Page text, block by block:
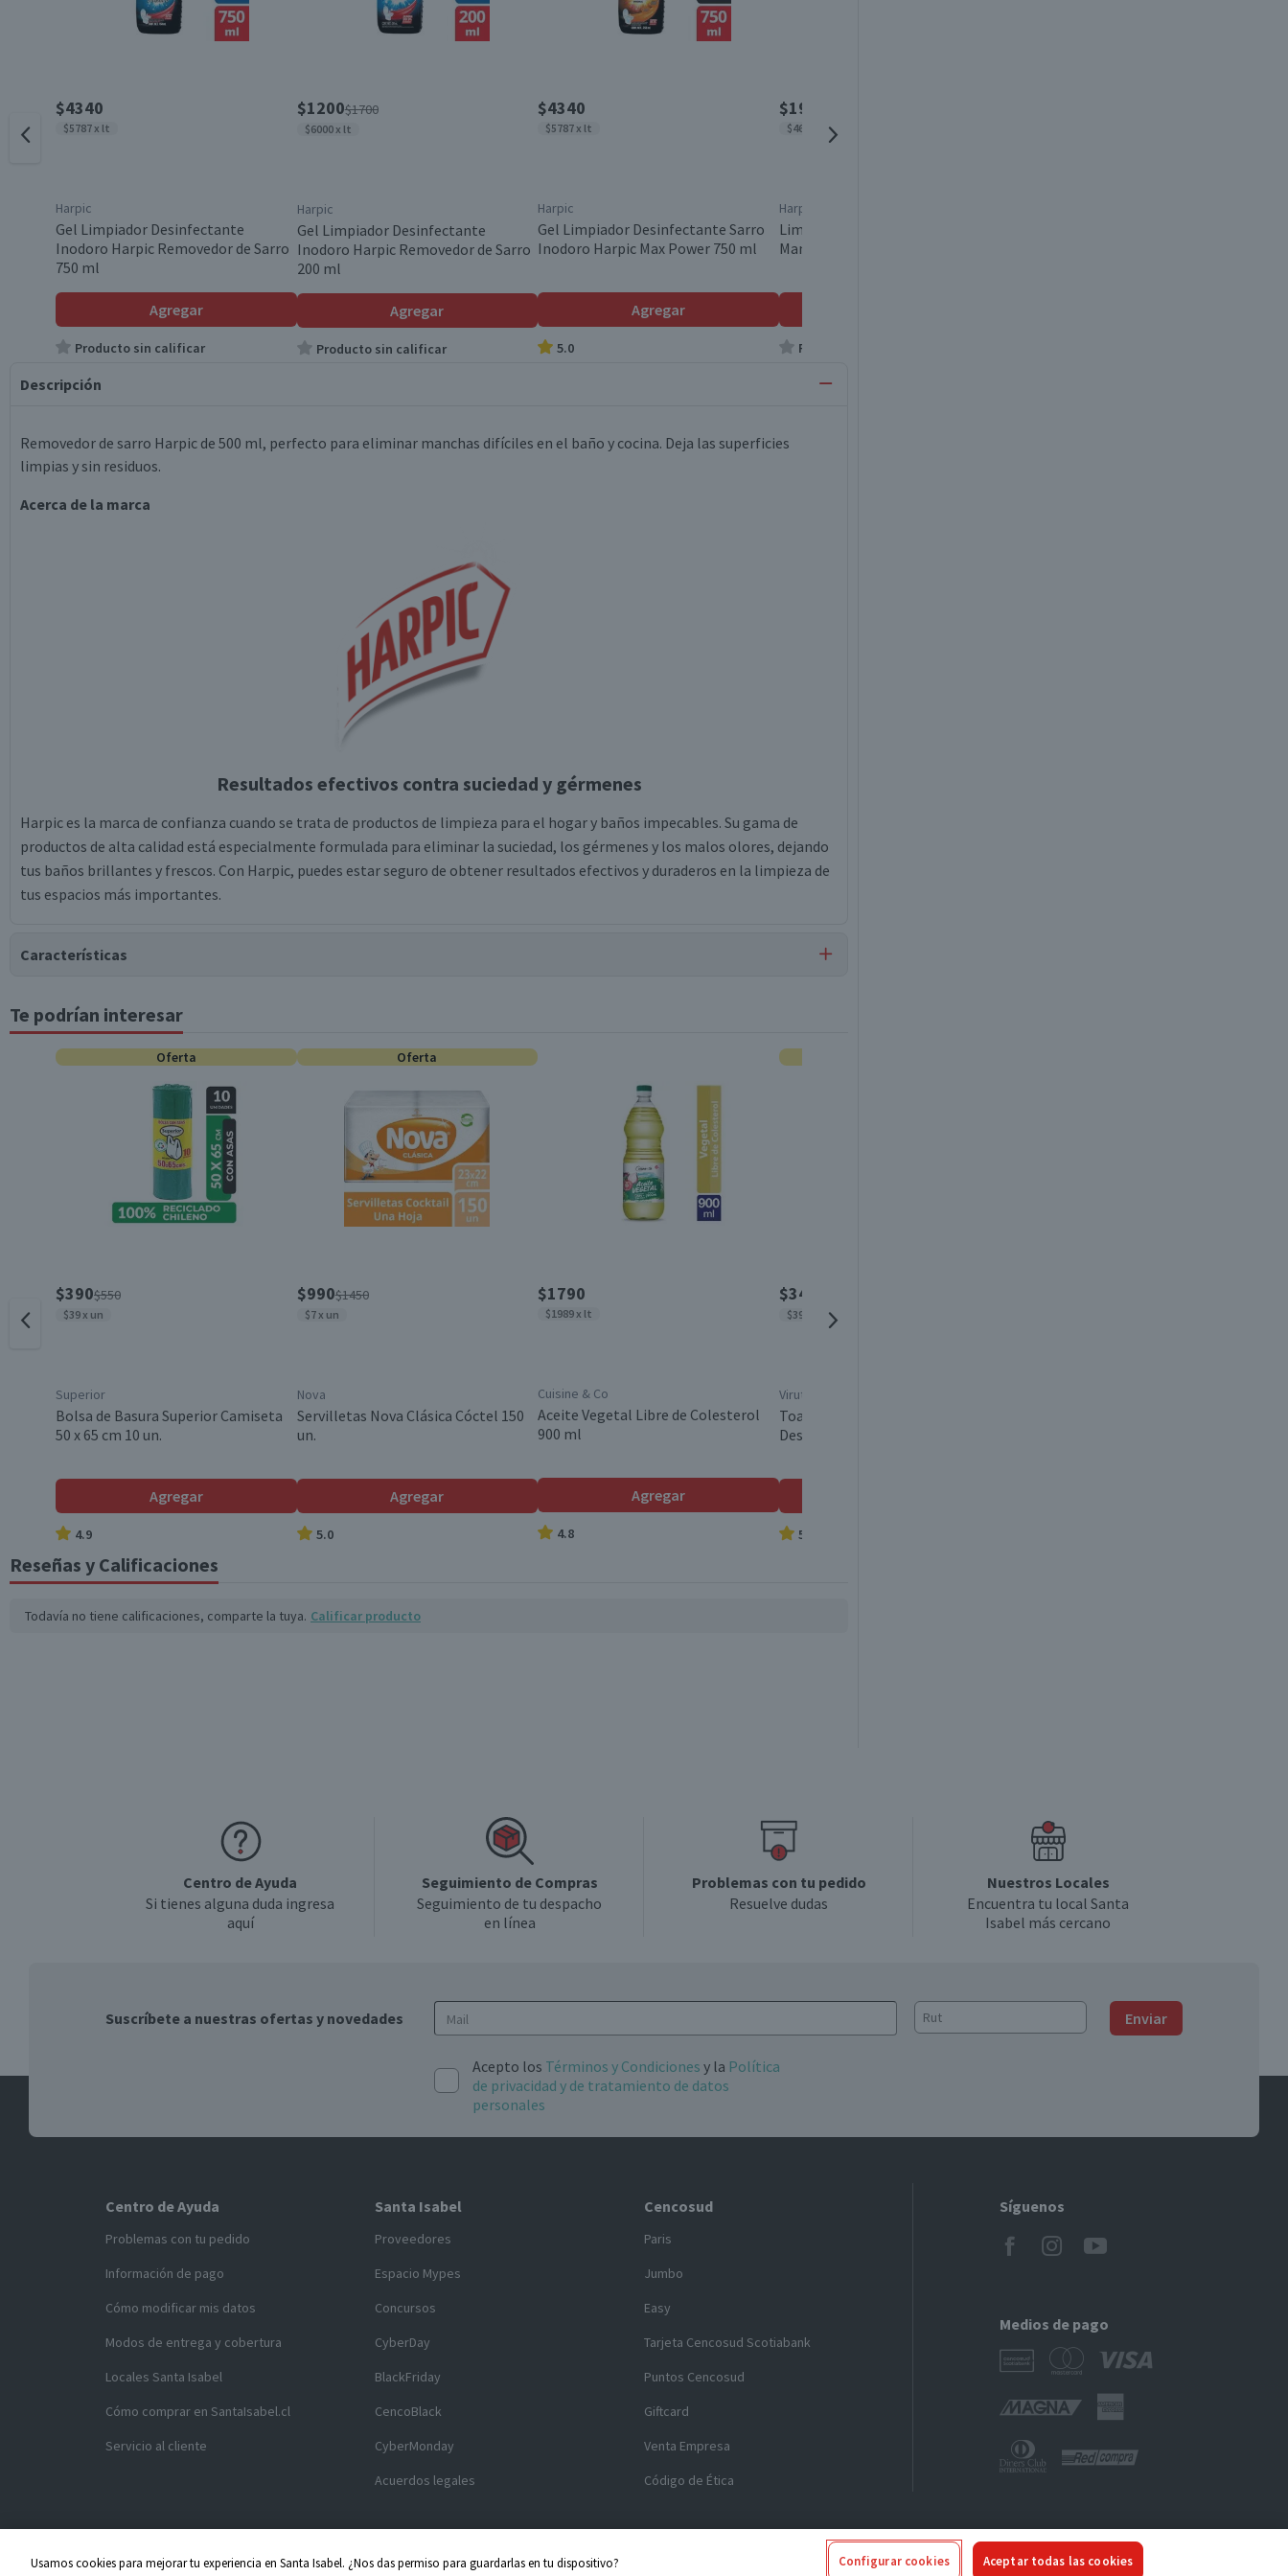
$4340
$5787 x lt
Harpic
Gel Limpiador Desinfectante
Inodoro Harpic Removedor de Sarro
750 ml
Agregar
Producto sin calificar
$1200$1700
$6000 x lt
Harpic
Gel Limpiador Desinfectante
Inodoro Harpic Removedor de Sarro
200 ml
Agregar
Producto sin calificar
$4340
$5787 x lt
Harpic
Gel Limpiador Desinfectante Sarro
Inodoro Harpic Max Power 750 ml
Agregar
5.0
$1970
$4690 x lt
Harpic
Limpiador Baño Harpic Sarro y
Manchas Repuesto 420 ml
Producto sin calificar
Descripción
Removedor de sarro Harpic de 500 ml, perfecto para eliminar manchas difíciles en el baño y cocina. Deja las superficies
limpias y sin residuos.
Acerca de la marca
Resultados efectivos contra suciedad y gérmenes
Harpic es la marca de confianza cuando se trata de productos de limpieza para el hogar y baños impecables. Su gama de
productos de alta calidad está especialmente formulada para eliminar la suciedad, los gérmenes y los malos olores, dejando
tus baños brillantes y frescos. Con Harpic, puedes estar seguro de obtener resultados efectivos y duraderos en la limpieza de
tus espacios más importantes.
Características
Tipo de Producto
5 x 9 x 22 cm
Líquido
Te podrían interesar
Oferta
$390$550
$39 x un
Superior
Bolsa de Basura Superior Camiseta
50 x 65 cm 10 un.
Agregar
4.9
Oferta
$990$1450
$7 x un
Nova
Servilletas Nova Clásica Cóctel 150
un.
Agregar
5.0
$1790
$1989 x lt
Cuisine & Co
Aceite Vegetal Libre de Colesterol
900 ml
Agregar
4.8
$3490
$39 x un
Virutex
Toallas Húmedas Virutex
Desinfectante Easy Clean 90 un.
5.0
Reseñas y Calificaciones
Todavía no tiene calificaciones, comparte la tuya. Calificar producto
Centro de Ayuda
Si tienes alguna duda ingresa
aquí
Seguimiento de Compras
Seguimiento de tu despacho
en línea
Problemas con tu pedido
Resuelve dudas
Nuestros Locales
Encuentra tu local Santa
Isabel más cercano
Suscríbete a nuestras ofertas y novedades Enviar
Acepto los Términos y Condiciones y la Política
de privacidad y de tratamiento de datos
personales
Centro de Ayuda
Problemas con tu pedido
Información de pago
Cómo modificar mis datos
Modos de entrega y cobertura
Locales Santa Isabel
Cómo comprar en SantaIsabel.cl
Servicio al cliente
Santa Isabel
Proveedores
Espacio Mypes
Concursos
CyberDay
BlackFriday
CencoBlack
CyberMonday
Acuerdos legales
Cencosud
Paris
Jumbo
Easy
Tarjeta Cencosud Scotiabank
Puntos Cencosud
Giftcard
Venta Empresa
Código de Ética
Síguenos
Medios de pago
Copyright © 2025 Cencosud - Santa Isabel Seguridad y Privacidad |
Usamos cookies para mejorar tu experiencia en Santa Isabel. ¿Nos das permiso para guardarlas en tu dispositivo? Configurar cookies Aceptar todas las cookies